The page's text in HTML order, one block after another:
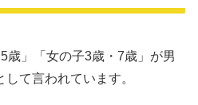
歳」「女の子3歳・7歳」が男
て言われています。